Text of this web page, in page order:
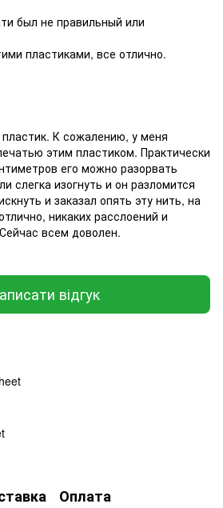
был не правильный или
пластиками, все отлично.
К сожалению, у меня
этим пластиком. Практически
его можно разорвать
слегка изогнуть и он разломится
и заказал опять эту нить, на
никаких расслоений и
всем доволен.
відгук
Оплата